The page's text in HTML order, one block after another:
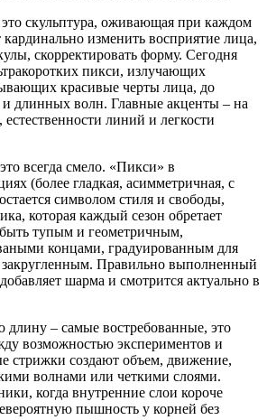
скульптура, оживающая при каждом
изменить восприятие лица,
скорректировать форму. Сегодня
пикси, излучающих
красивые черты лица, до
длинных волн. Главные акценты – на
линий и легкости
всегда смело. «Пикси» в
(более гладкая, асимметричная, с
символом стиля и свободы,
которая каждый сезон обретает
тупым и геометричным,
концами, градуированным для
Правильно выполненный
шарма и смотрится актуально в
– самые востребованные, это
возможностью экспериментов и
стрижки создают объем, движение,
волнами или четкими слоями.
когда внутренние слои короче
пышность у корней без